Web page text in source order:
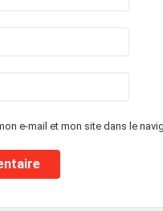
e-mail et mon site dans le